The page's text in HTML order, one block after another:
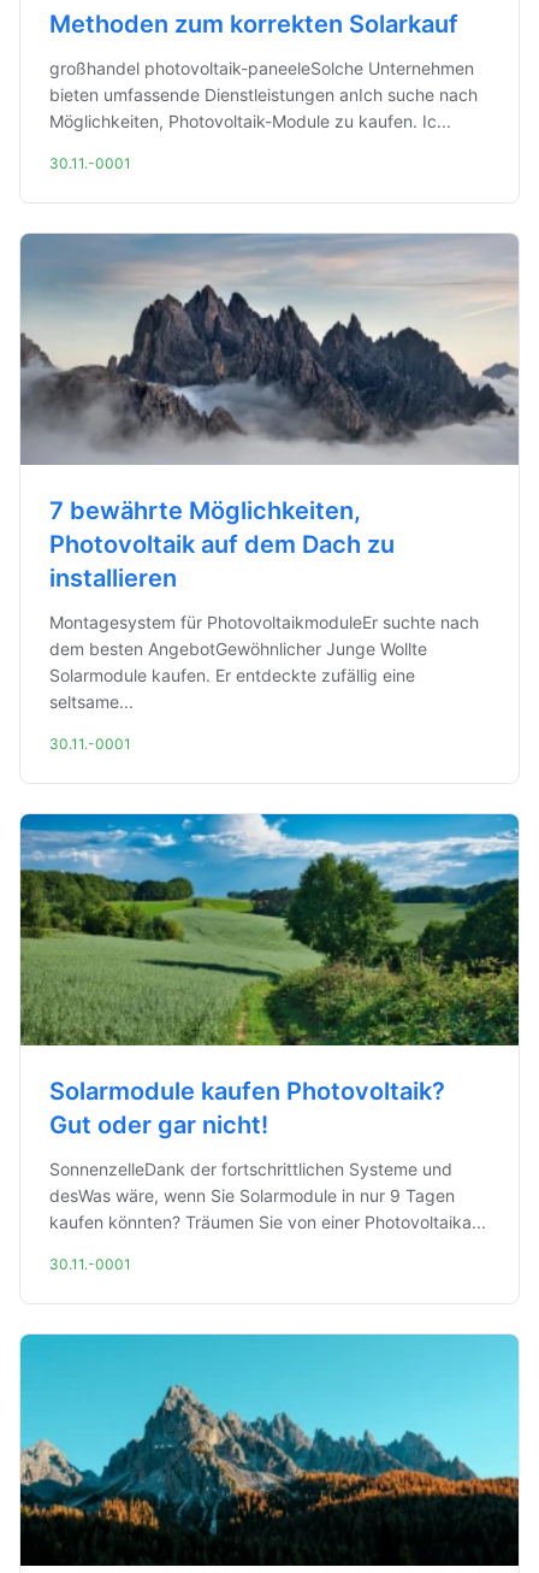
Methoden zum korrekten Solarkauf
großhandel photovoltaik-paneeleSolche Unternehmen
bieten umfassende Dienstleistungen anIch suche nach
Möglichkeiten, Photovoltaik-Module zu kaufen. Ic...
30.11.-0001
7 bewährte Möglichkeiten,
Photovoltaik auf dem Dach zu
installieren
Montagesystem für PhotovoltaikmoduleEr suchte nach
dem besten AngebotGewöhnlicher Junge Wollte
Solarmodule kaufen. Er entdeckte zufällig eine
seltsame...
30.11.-0001
Solarmodule kaufen Photovoltaik?
Gut oder gar nicht!
SonnenzelleDank der fortschrittlichen Systeme und
desWas wäre, wenn Sie Solarmodule in nur 9 Tagen
kaufen könnten? Träumen Sie von einer Photovoltaika...
30.11.-0001